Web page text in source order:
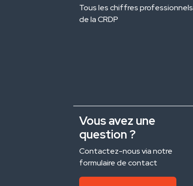
Tous les chiffres professionnels
de la CRDP
Vous avez une
question ?
Contactez-nous via notre
formulaire de contact